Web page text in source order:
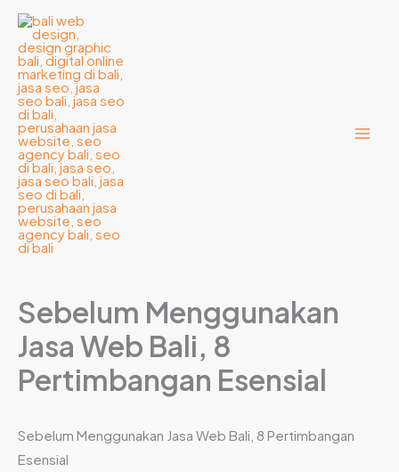
Lewati
konten
Sebelum Menggunakan
Jasa Web Bali, 8
Pertimbangan Esensial
Sebelum Menggunakan Jasa Web Bali, 8 Pertimbangan
Esensial